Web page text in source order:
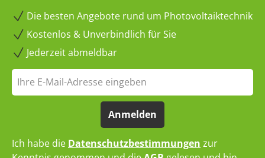
Die besten Angebote rund um Photovoltaiktechnik
Kostenlos & Unverbindlich für Sie
Jederzeit abmeldbar
Anmelden
Ich habe die Datenschutzbestimmungen zur